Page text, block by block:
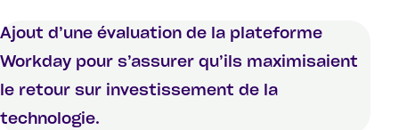
Ajout d’une évaluation de la plateforme
Workday pour s’assurer qu’ils maximisaient
le retour sur investissement de la
technologie.